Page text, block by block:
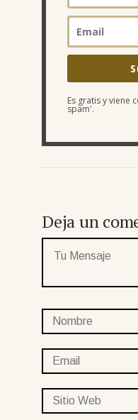
Es gratis y viene
spam'.
Deja un